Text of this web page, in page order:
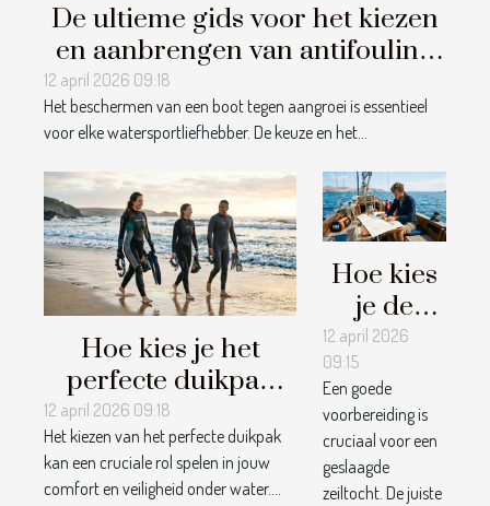
De ultieme gids voor het kiezen
en aanbrengen van antifouling
12 april 2026 09:18
Het beschermen van een boot tegen aangroei is essentieel
voor elke watersportliefhebber. De keuze en het...
Hoe kies je het
perfecte duikpak
voor verschillende
watertemperaturen?
12 april 2026 09:18
Het kiezen van het perfecte duikpak
kan een cruciale rol spelen in jouw
comfort en veiligheid onder water....
Hoe kies
je de
perfecte
uitrusting
voor jouw
zeiltocht?
12 april 2026
09:15
Een goede
voorbereiding is
cruciaal voor een
geslaagde
zeiltocht. De juiste